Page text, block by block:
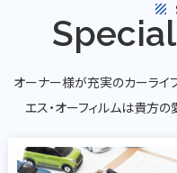
texture
オーナー様が充実のカーライ
エス・オーフィルムは貴方の